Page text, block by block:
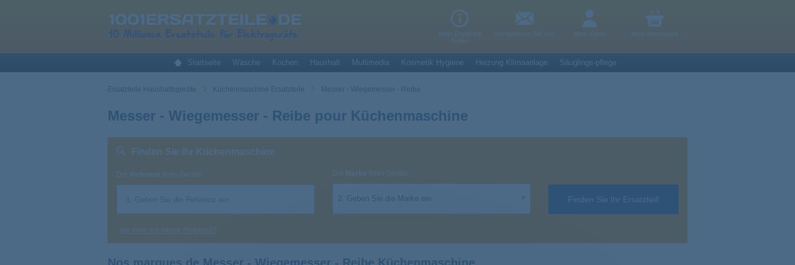
Mein Ersatzteil
finden
Kontaktieren Sie uns Mein Konto Mein Warenkorb
Startseite Wäsche Kochen Haushalt Multimedia Kosmetik Hygiene Heizung Klimaanlage Säuglings-pflege
Ersatzteile Haushaltsgeräte Küchenmaschine Ersatzteile Messer - Wiegemesser - Reibe
Messer - Wiegemesser - Reibe pour Küchenmaschine
Finden Sie Ihr Küchenmaschine
Die Referenz Ihres Geräts Die Marke Ihres Geräts
2. Geben Sie die Marke ein Finden Sie Ihr Ersatzteil!
Wo finde ich meine Referenz?